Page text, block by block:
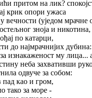
притом на лик?
крик опори ужаса
вечности (уједом мрачне
зноја и никотина,
по катарци,
до најмрачнијих дубина:
изнакаженост му лица...
неба захвативши
одвуче за собом:
пад као и гром,
тако за море -